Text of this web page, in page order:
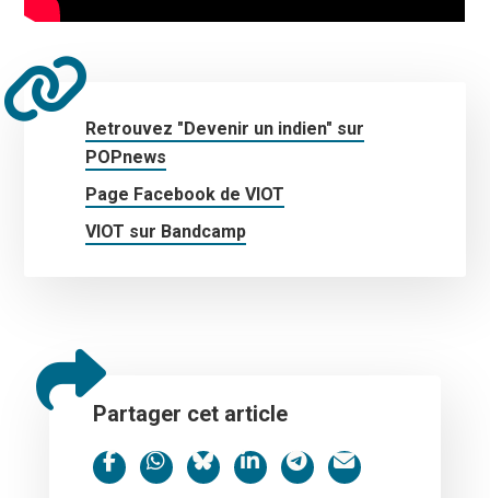
Retrouvez "Devenir un indien" sur
POPnews
Page Facebook de VIOT
VIOT sur Bandcamp
Partager cet article